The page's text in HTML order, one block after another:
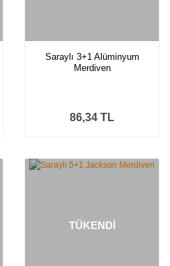
Saraylı 3+1 Alüminyum
Merdiven
86,34 TL
TÜKENDİ